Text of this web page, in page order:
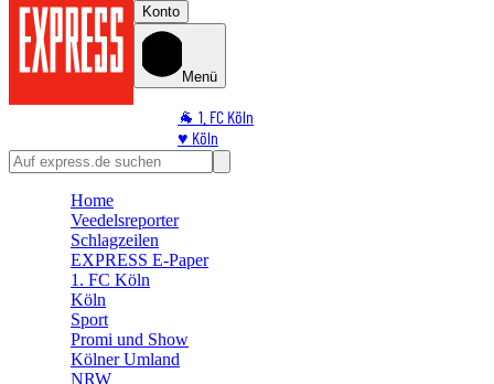
Konto
Menü
🐐 1. FC Köln
♥️ Köln
⭐ Promi
🛒 Shoppingwelt
Home
Veedelsreporter
Schlagzeilen
EXPRESS E-Paper
1. FC Köln
Köln
Sport
Promi und Show
Kölner Umland
NRW